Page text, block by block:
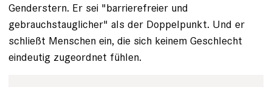
Genderstern. Er sei "barrierefreier und
gebrauchstauglicher" als der Doppelpunkt. Und er
schließt Menschen ein, die sich keinem Geschlecht
eindeutig zugeordnet fühlen.